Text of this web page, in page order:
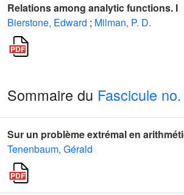
Relations among analytic functions. I
Bierstone, Edward ; Milman, P. D.
Sommaire du Fascicule
Sur un problème extrémal en
Tenenbaum, Gérald